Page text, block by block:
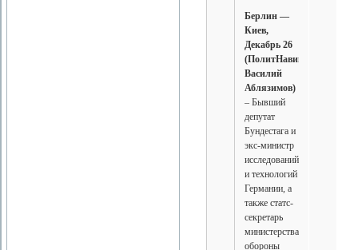
Берлин —
Киев,
Декабрь 26
(ПолитНавигатор,
Василий
Аблязимов)
– Бывший
депутат
Бундестага и
экс-министр
исследований
и технологий
Германии, а
также статс-
секретарь
министерства
обороны